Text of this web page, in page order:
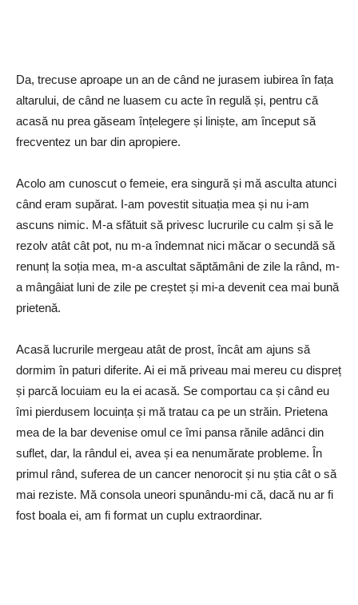
Da, trecuse aproape un an de când ne jurasem iubirea în fața
altarului, de când ne luasem cu acte în regulă și, pentru că
acasă nu prea găseam înțelegere și liniște, am început să
frecventez un bar din apropiere.
Acolo am cunoscut o femeie, era singură și mă asculta atunci
când eram supărat. I-am povestit situația mea și nu i-am
ascuns nimic. M-a sfătuit să privesc lucrurile cu calm și să le
rezolv atât cât pot, nu m-a îndemnat nici măcar o secundă să
renunț la soția mea, m-a ascultat săptămâni de zile la rând, m-
a mângâiat luni de zile pe creștet și mi-a devenit cea mai bună
prietenă.
Acasă lucrurile mergeau atât de prost, încât am ajuns să
dormim în paturi diferite. Ai ei mă priveau mai mereu cu dispreț
și parcă locuiam eu la ei acasă. Se comportau ca și când eu
îmi pierdusem locuința și mă tratau ca pe un străin. Prietena
mea de la bar devenise omul ce îmi pansa rănile adânci din
suflet, dar, la rândul ei, avea și ea nenumărate probleme. În
primul rând, suferea de un cancer nenorocit și nu știa cât o să
mai reziste. Mă consola uneori spunându-mi că, dacă nu ar fi
fost boala ei, am fi format un cuplu extraordinar.